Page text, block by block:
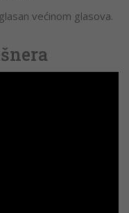
većinom glasova.